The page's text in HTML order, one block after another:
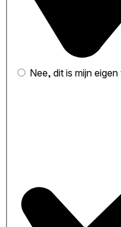
Nee, dit is mijn